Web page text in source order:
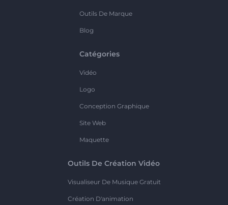
Outils De Marque
Blog
Catégories
Vidéo
Logo
Conception Graphique
Site Web
Maquette
Outils De Création Vidéo
Visualiseur De Musique Gratuit
Création D'animation